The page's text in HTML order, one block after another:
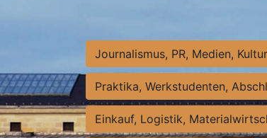
Journalismus, PR, Medien, Kultur
Praktika, Werkstudenten,
Einkauf, Logistik,